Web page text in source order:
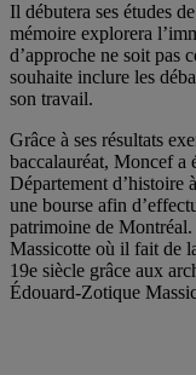
Il débutera ses études
mémoire explorera
d’approche ne soit pas
souhaite inclure les
son travail.
Grâce à ses résultats
baccalauréat, Moncef a
Département d’histoire
une bourse afin
patrimoine de
Massicotte où il fait de
19e siècle grâce aux
Édouard-Zotique